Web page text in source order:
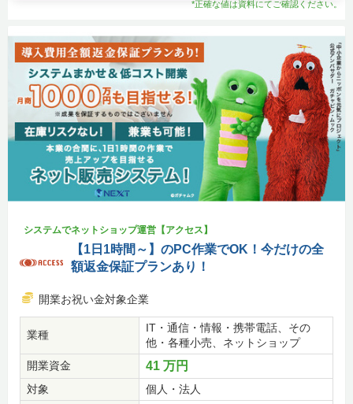
*正確な値は資料にてご確認ください。
システムでネットショップ運営【アクセス】
【1日1時間～】のPC作業でOK！今だけの全
額返金保証プランあり！
開業お祝い金対象企業
業種
IT・通信・情報・携帯電話、その
他・各種小売、ネットショップ
開業資金
41 万円
対象
個人・法人